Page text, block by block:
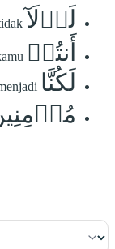
لَوۡلَآ
أَنتُمۡ
لَكُنَّا